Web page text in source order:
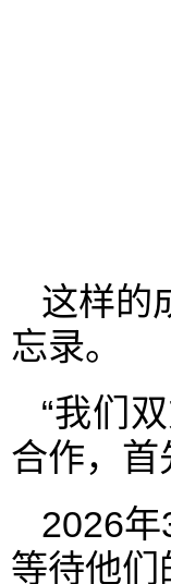
这样的
忘录。
“我们
合作，首
2026
等待他们